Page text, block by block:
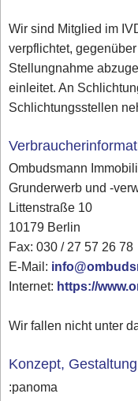
Wir sind Mitglied im
verpflichtet,
Stellungnahme
einleitet. An
Schlichtungsstellen
Ombudsmann
Grunderwerb und -
Littenstraße 10
10179 Berlin
Fax: 030 / 27 57 26 78
E-Mail:
Internet: https://
Wir fallen nicht unter
Konzept,
:panoma